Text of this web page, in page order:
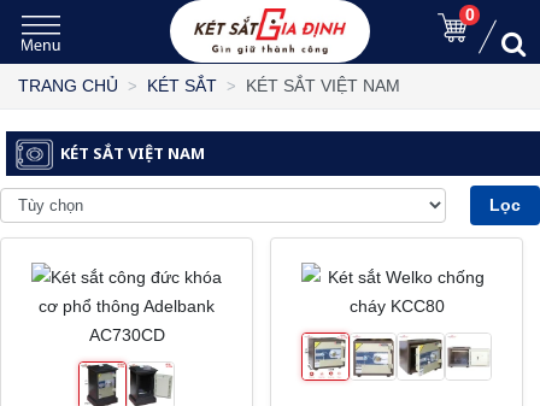
0
TRANG CHỦ KÉT SẮT KÉT SẮT VIỆT NAM
KÉT SẮT VIỆT NAM
Lọc